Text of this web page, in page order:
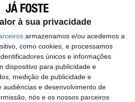
à sua privacidade
armazenamos e/ou acedemos a
como cookies, e processamos
únicos e informações
dispositivo para publicidade e
medição de publicidade e
audiências e desenvolvimento de
nós e os nossos parceiros
uma pessoa te note,
fortalecer enquanto pessoa,
sobrará. Quem te valoriza
chames pela sua atenção a